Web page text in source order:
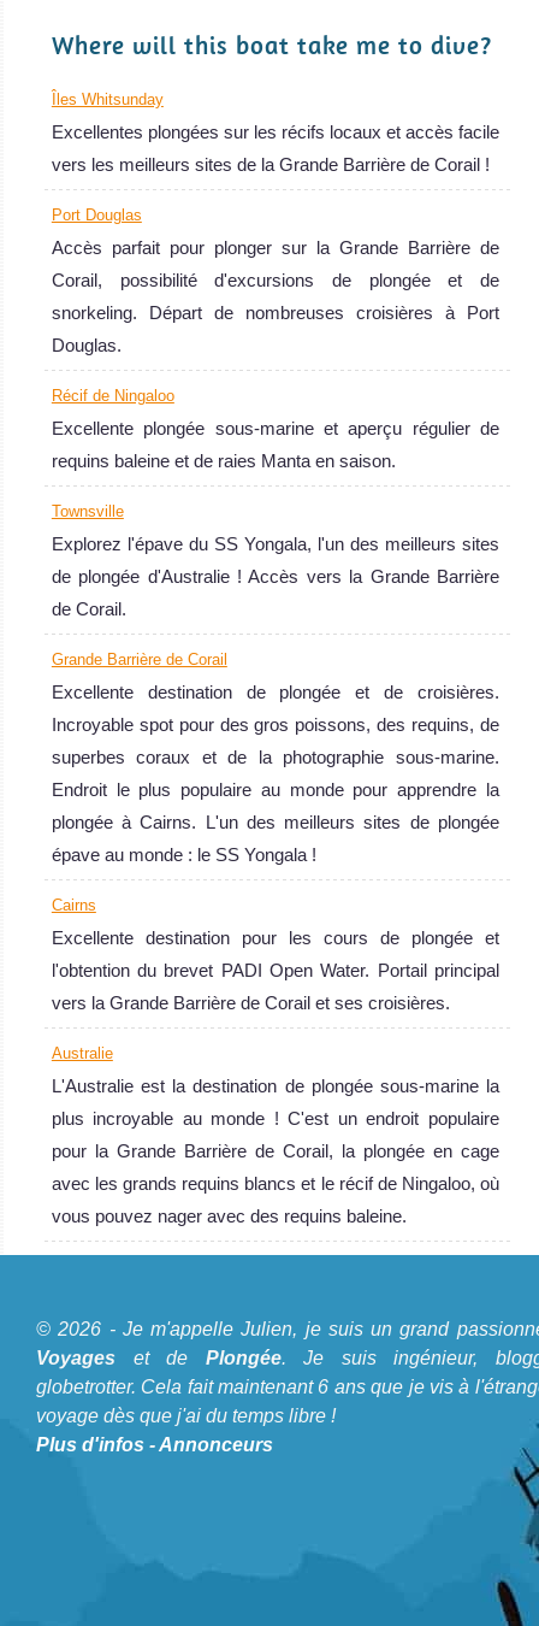
Where will this boat take me to dive?
Îles Whitsunday
Excellentes plongées sur les récifs locaux et accès facile
vers les meilleurs sites de la Grande Barrière de Corail !
Port Douglas
Accès parfait pour plonger sur la Grande Barrière de
Corail, possibilité d'excursions de plongée et de
snorkeling. Départ de nombreuses croisières à Port
Douglas.
Récif de Ningaloo
Excellente plongée sous-marine et aperçu régulier de
requins baleine et de raies Manta en saison.
Townsville
Explorez l'épave du SS Yongala, l'un des meilleurs sites
de plongée d'Australie ! Accès vers la Grande Barrière
de Corail.
Grande Barrière de Corail
Excellente destination de plongée et de croisières.
Incroyable spot pour des gros poissons, des requins, de
superbes coraux et de la photographie sous-marine.
Endroit le plus populaire au monde pour apprendre la
plongée à Cairns. L'un des meilleurs sites de plongée
épave au monde : le SS Yongala !
Cairns
Excellente destination pour les cours de plongée et
l'obtention du brevet PADI Open Water. Portail principal
vers la Grande Barrière de Corail et ses croisières.
Australie
L'Australie est la destination de plongée sous-marine la
plus incroyable au monde ! C'est un endroit populaire
pour la Grande Barrière de Corail, la plongée en cage
avec les grands requins blancs et le récif de Ningaloo, où
vous pouvez nager avec des requins baleine.
Je m'appelle Julien, je suis un grand passionné de
Voyageset de Plongée. Je suis ingénieur, bloggeur,
globetrotter. Cela fait maintenant 6 ans que je vis à
l'étranger et voyage dès que j'ai du temps libre !
© 2026 - Je m'appelle Julien, je suis un grand
Voyages et de Plongée. Je suis ingénieur,
globetrotter. Cela fait maintenant 6 ans que je vis à
voyage dès que j'ai du temps libre !
Plus d'infos -Annonceurs